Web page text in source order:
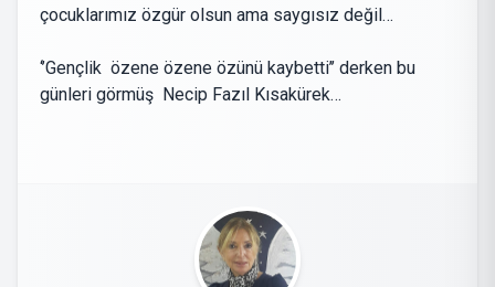
çocuklarımız özgür olsun ama saygısız değil…
‘’Gençlik özene özene özünü kaybetti’’ derken bu
günleri görmüş Necip Fazıl Kısakürek…